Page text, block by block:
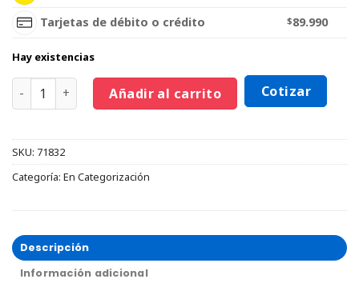
Tarjetas de débito o crédito
$89.990
Hay existencias
Añadir al carrito Cotizar
SKU: 71832
Categoría: En Categorización
Descripción
Información adicional